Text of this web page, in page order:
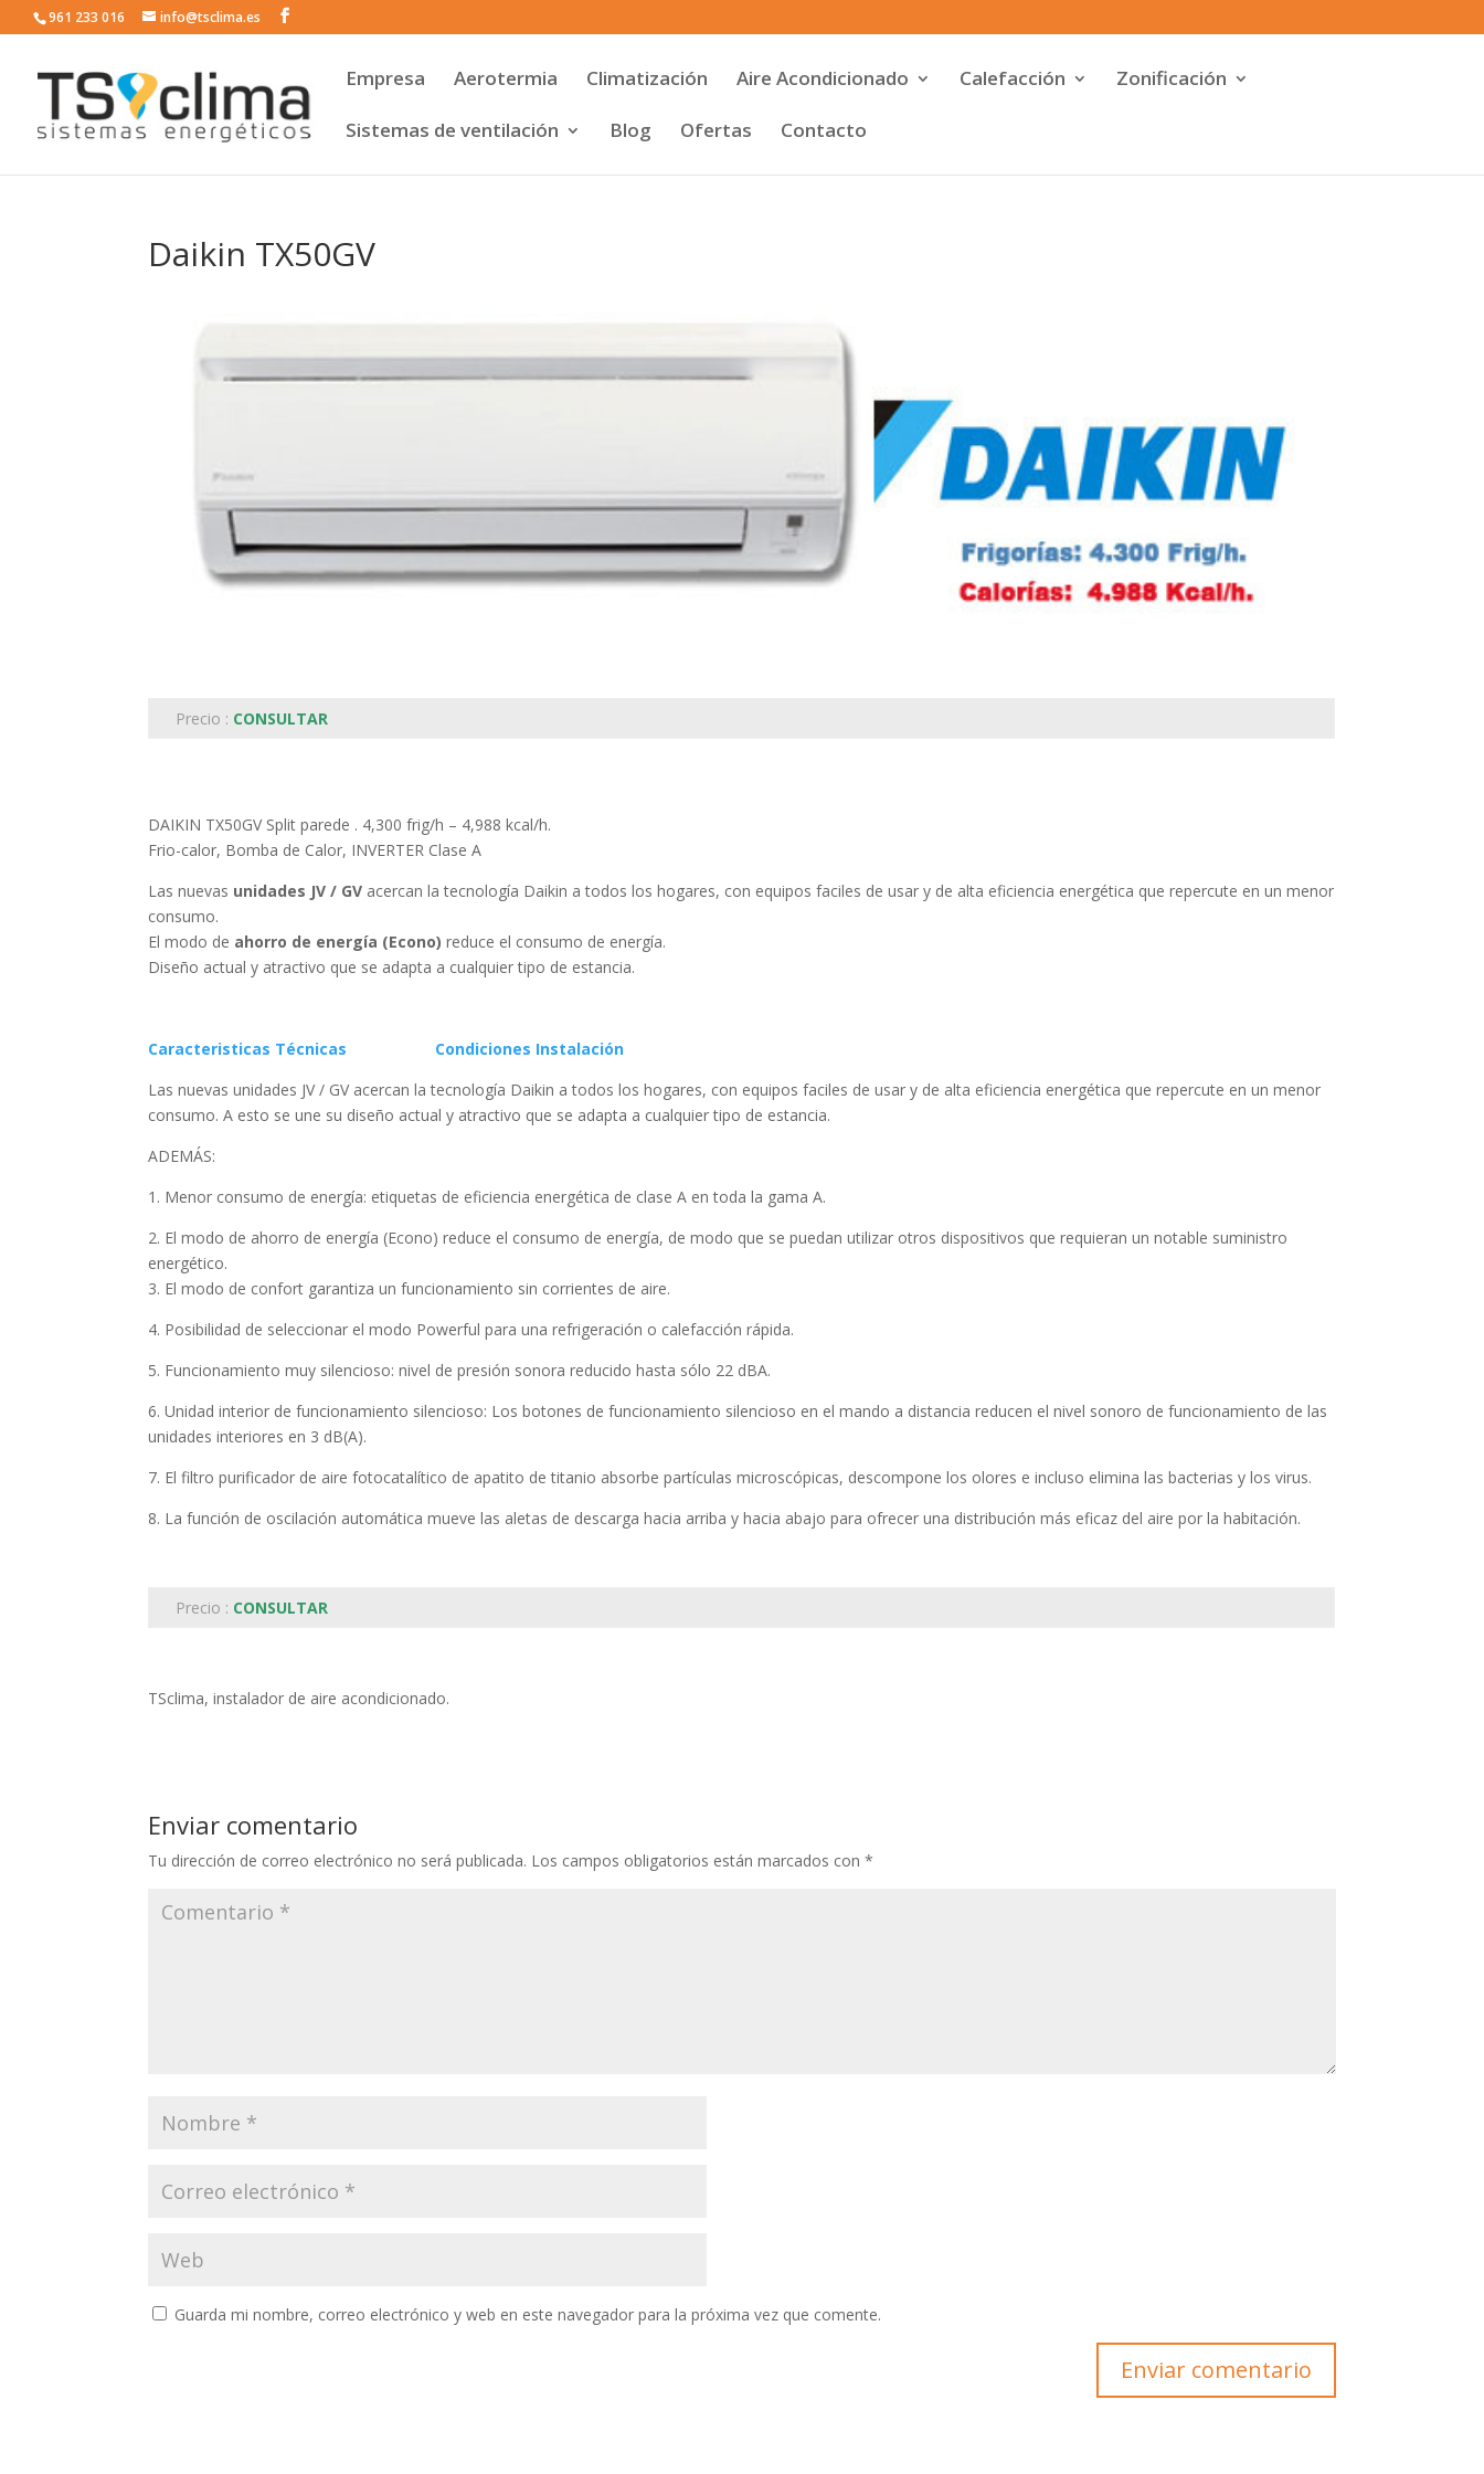
961 233 016 info@tsclima.es
Empresa Aerotermia Climatización Aire Acondicionado Calefacción Zonificación
Sistemas de ventilación Blog Ofertas Contacto
Daikin TX50GV
Precio : CONSULTAR
DAIKIN TX50GV Split parede . 4,300 frig/h – 4,988 kcal/h.
Frio-calor, Bomba de Calor, INVERTER Clase A
Las nuevas unidades JV / GV acercan la tecnología Daikin a todos los hogares, con equipos faciles de usar y de alta eficiencia energética que repercute en un menor
consumo.
El modo de ahorro de energía (Econo) reduce el consumo de energía.
Diseño actual y atractivo que se adapta a cualquier tipo de estancia.
Caracteristicas Técnicas
Condiciones Instalación
Las nuevas unidades JV / GV acercan la tecnología Daikin a todos los hogares, con equipos faciles de usar y de alta eficiencia energética que repercute en un menor
consumo. A esto se une su diseño actual y atractivo que se adapta a cualquier tipo de estancia.
ADEMÁS:
1. Menor consumo de energía: etiquetas de eficiencia energética de clase A en toda la gama A.
2. El modo de ahorro de energía (Econo) reduce el consumo de energía, de modo que se puedan utilizar otros dispositivos que requieran un notable suministro
energético.
3. El modo de confort garantiza un funcionamiento sin corrientes de aire.
4. Posibilidad de seleccionar el modo Powerful para una refrigeración o calefacción rápida.
5. Funcionamiento muy silencioso: nivel de presión sonora reducido hasta sólo 22 dBA.
6. Unidad interior de funcionamiento silencioso: Los botones de funcionamiento silencioso en el mando a distancia reducen el nivel sonoro de funcionamiento de las
unidades interiores en 3 dB(A).
7. El filtro purificador de aire fotocatalítico de apatito de titanio absorbe partículas microscópicas, descompone los olores e incluso elimina las bacterias y los virus.
8. La función de oscilación automática mueve las aletas de descarga hacia arriba y hacia abajo para ofrecer una distribución más eficaz del aire por la habitación.
Precio : CONSULTAR
TSclima, instalador de aire acondicionado.
Enviar comentario
Tu dirección de correo electrónico no será publicada. Los campos obligatorios están marcados con*
Guarda mi nombre, correo electrónico y web en este navegador para la próxima vez que comente.